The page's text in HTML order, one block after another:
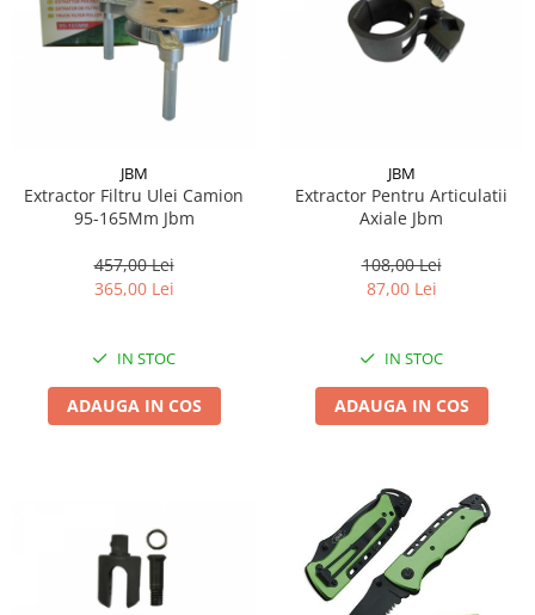
JBM
Extractor Filtru Ulei Camion
95-165Mm Jbm
457,00 Lei
365,00 Lei
IN STOC
ADAUGA IN COS
JBM
Extractor Pentru Articulatii
Axiale Jbm
108,00 Lei
87,00 Lei
IN STOC
ADAUGA IN COS